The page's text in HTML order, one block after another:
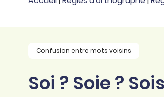
Organismes de
ressources
professionnel
Animer une classe
d’orthographe
Syntaxe
Confusion entre mots voisins
Soi ? Soie ?